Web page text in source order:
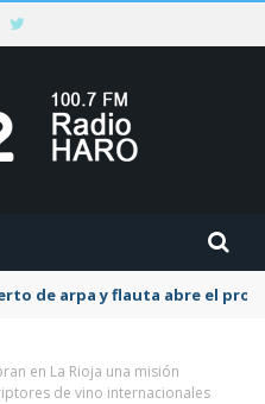
de arpa y flauta abre el
en La Rioja una misión
de vino internacionales